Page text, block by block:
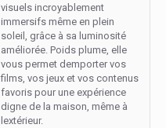
visuels incroyablement
immersifs même en plein
soleil, grâce à sa luminosité
améliorée. Poids plume, elle
vous permet demporter vos
films, vos jeux et vos contenus
favoris pour une expérience
digne de la maison, même à
lextérieur.